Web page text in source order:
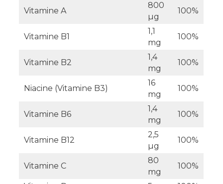
Vitamine A
800
µg
100%
Vitamine B1
1,1
mg
100%
Vitamine B2
1,4
mg
100%
Niacine (Vitamine B3)
16
mg
100%
Vitamine B6
1,4
mg
100%
Vitamine B12
2,5
µg
100%
Vitamine C
80
mg
100%